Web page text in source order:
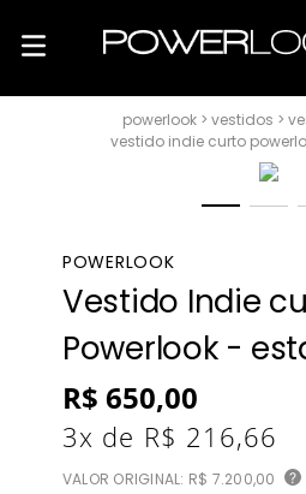
vestidos
vestido indie curto
POWERLOOK
Vestido Indie
Powerlook -
R$ 650,00
3x de R$ 216,66
VALOR ORIGINAL: R$ 7.200,00 ?